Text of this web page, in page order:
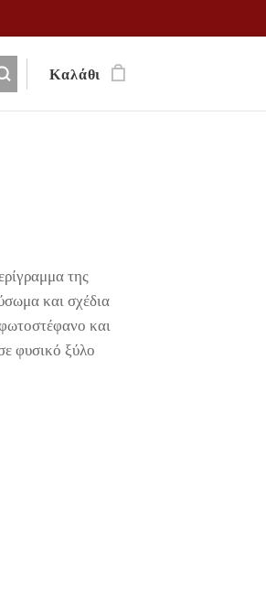
Καλάθι
της
και σχέδια
και
φυσικό ξύλο